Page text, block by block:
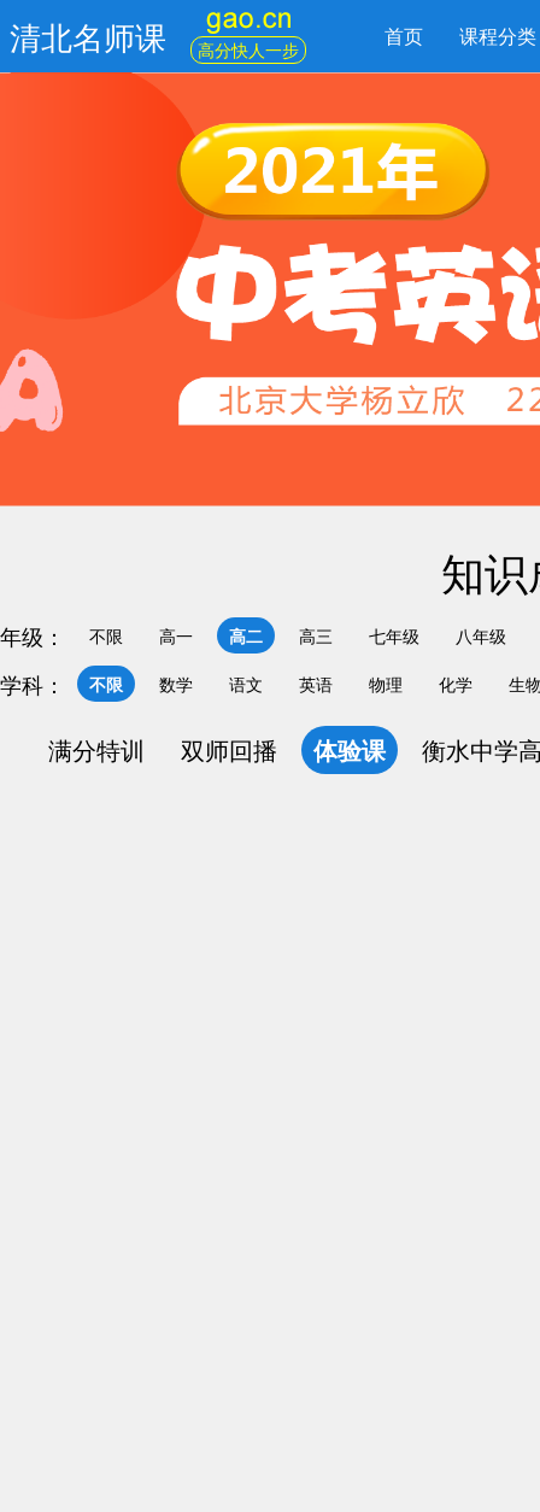
清北名师课 高分快人一步 首页 课程分类
知
年级： 不限 高一 高二 高三 七年级 八年级
学科： 不限 数学 语文 英语 物理 化学 生
满分特训 双师回播 体验课 衡水中学